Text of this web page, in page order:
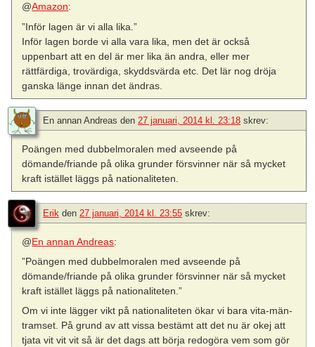
@Amazon:
”Inför lagen är vi alla lika.”
Inför lagen borde vi alla vara lika, men det är också
uppenbart att en del är mer lika än andra, eller mer
rättfärdiga, trovärdiga, skyddsvärda etc. Det lär nog dröja
ganska länge innan det ändras.
En annan Andreas den 27 januari, 2014 kl. 23:18 skrev:
Poängen med dubbelmoralen med avseende på
dömande/friande på olika grunder försvinner när så mycket
kraft istället läggs på nationaliteten.
Erik den 27 januari, 2014 kl. 23:55 skrev:
@En annan Andreas:
”Poängen med dubbelmoralen med avseende på
dömande/friande på olika grunder försvinner när så mycket
kraft istället läggs på nationaliteten.”
Om vi inte lägger vikt på nationaliteten ökar vi bara vita-män-
tramset. På grund av att vissa bestämt att det nu är okej att
tjata vit vit vit så är det dags att börja redogöra vem som gör